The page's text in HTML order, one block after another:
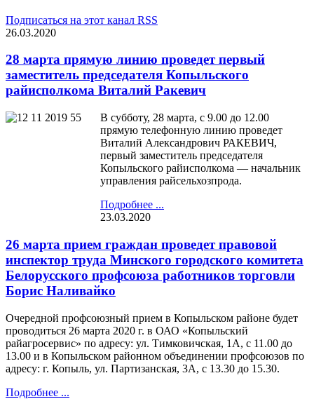
Подписаться на этот канал RSS
26.03.2020
28 марта прямую линию проведет первый
заместитель председателя Копыльского
райисполкома Виталий Ракевич
В субботу, 28 марта, с 9.00 до 12.00
прямую телефонную линию проведет
Виталий Александрович РАКЕВИЧ,
первый заместитель председателя
Копыльского райисполкома — начальник
управления райсельхозпрода.
Подробнее ...
23.03.2020
26 марта прием граждан проведет правовой
инспектор труда Минского городского комитета
Белорусского профсоюза работников торговли
Борис Наливайко
Очередной профсоюзный прием в Копыльском районе будет
проводиться 26 марта 2020 г. в ОАО «Копыльский
райагросервис» по адресу: ул. Тимковичская, 1А, с 11.00 до
13.00 и в Копыльском районном объединении профсоюзов по
адресу: г. Копыль, ул. Партизанская, 3А, с 13.30 до 15.30.
Подробнее ...